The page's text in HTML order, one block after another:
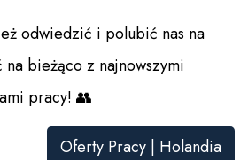
odwiedzić i polubić nas na
bieżąco z najnowszymi
pracy! 👥
Oferty Pracy | Holandia